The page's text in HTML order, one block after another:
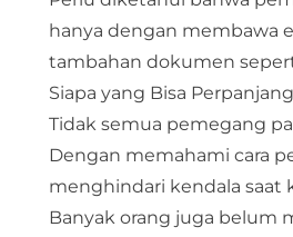
hanya dengan membawa
tambahan dokumen
Siapa yang Bisa
Tidak semua pemegang
Dengan memahami cara
menghindari kendala
Banyak orang juga belum